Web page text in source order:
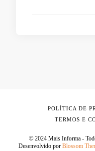
© 2024 Mais Informa -
Desenvolvido por Blossom
POLÍTICA DE
TERMOS E